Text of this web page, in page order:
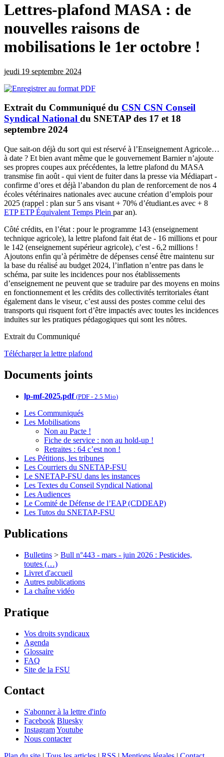
Lettres-plafond MASA : de
nouvelles raisons de
mobilisations le 1er octobre !
jeudi 19 septembre 2024
Extrait du Communiqué du CSN CSN Conseil
Syndical National du SNETAP des 17 et 18
septembre 2024
Que sait-on déjà du sort qui est réservé à l’Enseignement Agricole…
à date ? Et bien avant même que le gouvernement Barnier n’ajoute
ses propres coupes aux précédentes, la lettre plafond du MASA
transmise fin août - qui vient de fuiter dans la presse via Médiapart -
confirme d’ores et déjà l’abandon du plan de renforcement de nos 4
écoles vétérinaires nationales avec aucune création d’emplois pour
2025 (rappel : plan sur 5 ans visant + 70% d’étudiant.es avec + 8
ETP ETP Équivalent Temps Plein par an).
Côté crédits, en l’état : pour le programme 143 (enseignement
technique agricole), la lettre plafond fait état de - 16 millions et pour
le 142 (enseignement supérieur agricole), c’est - 6,2 millions !
Ajoutons enfin qu’à périmètre de dépenses censé être maintenu sur
la base du réalisé au budget 2024, l’inflation n’entre pas dans le
schéma, par suite les incidences pour nos établissements
d’enseignement ne peuvent que se traduire par des moyens en moins
en fonctionnement et les crédits des collectivités territoriales étant
également dans le viseur, c’est aussi des postes comme celui des
transports qui risquent fort d’être impactés avec toutes les incidences
induites sur les pratiques pédagogiques qui sont les nôtres.
Extrait du Communiqué
Télécharger la lettre plafond
Documents joints
lp-mf-2025.pdf (PDF - 2.5 Mio)
Les Communiqués
Les Mobilisations
Non au Pacte !
Fiche de service : non au hold-up !
Retraites : 64 c’est non !
Les Pétitions, les tribunes
Les Courriers du SNETAP-FSU
Le SNETAP-FSU dans les instances
Les Textes du Conseil Syndical National
Les Audiences
Le Comité de Défense de l’EAP (CDDEAP)
Les Tutos du SNETAP-FSU
Publications
Bulletins > Bull n°443 - mars - juin 2026 : Pesticides,
toutes (…)
Livret d'accueil
Autres publications
La chaîne vidéo
Pratique
Vos droits syndicaux
Agenda
Glossaire
FAQ
Site de la FSU
Contact
S'abonner à la lettre d'info
Facebook Bluesky
InstagramYoutube
Nous contacter